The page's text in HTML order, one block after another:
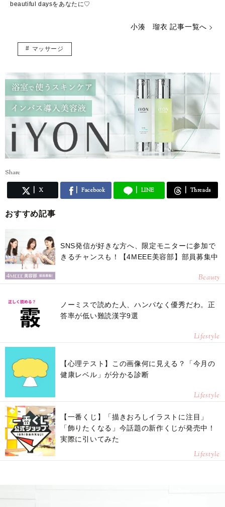
beautiful daysをあなたに♡
小湊 瑠衣 記事一覧へ
マッサージ
Share
X Facebook LINE Threads
おすすめ記事
SNS発信が好きな方へ、限定モニターに参加で
きるチャンスも！【4MEEE美容部】部員募集中
Beauty
ノーミスで読めた人、ハンパなく優秀だわ。正
答率が低い難読漢字9選
Lifestyle
【心理テスト】この画像何に見える？「今月の
健康レベル」が分かる診断
Lifestyle
【一番くじ】「描きおろしイラストに注目」
「飾りたくなる」今話題の新作くじが発売中！
実際に引いてみた
Lifestyle